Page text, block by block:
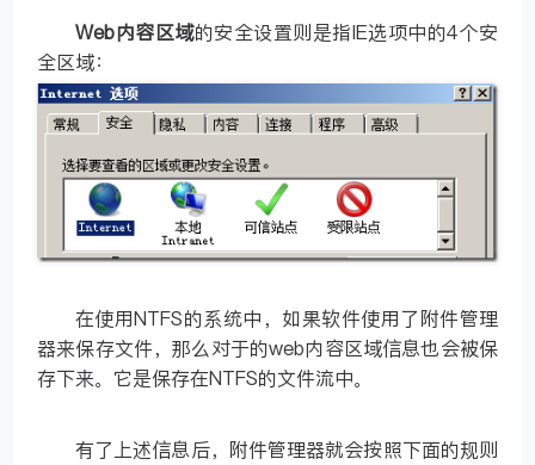
Web内容区域的安全设置则是指IE选项中的4个安
全区域：
在使用NTFS的系统中，如果软件使用了附件管理
器来保存文件，那么对于的web内容区域信息也会被保
存下来。它是保存在NTFS的文件流中。
有了上述信息后，附件管理器就会按照下面的规则